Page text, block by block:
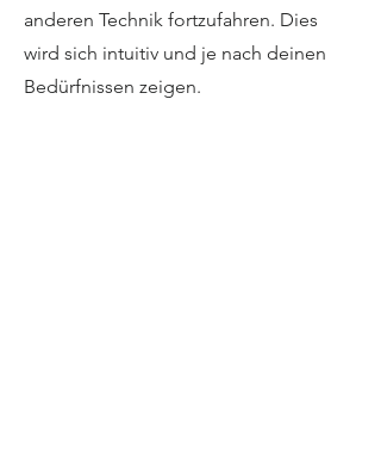
anderen Technik fortzufahren. Dies
wird sich intuitiv und je nach deinen
Bedürfnissen zeigen.